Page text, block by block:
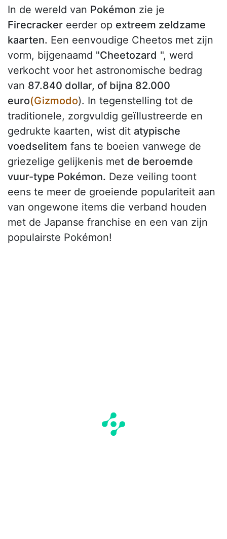
In de wereld van Pokémon zie je
Firecracker eerder op extreem zeldzame
kaarten. Een eenvoudige Cheetos met zijn
vorm, bijgenaamd "Cheetozard ", werd
verkocht voor het astronomische bedrag
van 87.840 dollar, of bijna 82.000
euro(Gizmodo). In tegenstelling tot de
traditionele, zorgvuldig geïllustreerde en
gedrukte kaarten, wist dit atypische
voedselitem fans te boeien vanwege de
griezelige gelijkenis met de beroemde
vuur-type Pokémon. Deze veiling toont
eens te meer de groeiende populariteit aan
van ongewone items die verband houden
met de Japanse franchise en een van zijn
populairste Pokémon!